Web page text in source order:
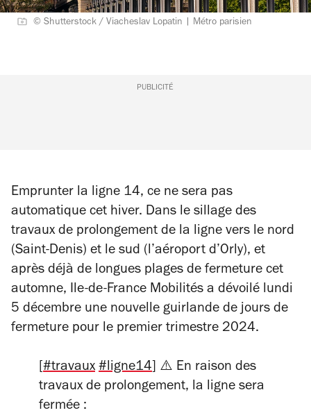
© Shutterstock / Viacheslav Lopatin | Métro parisien
PUBLICITÉ
Emprunter la ligne 14, ce ne sera pas
automatique cet hiver. Dans le sillage des
travaux de prolongement de la ligne vers le nord
(Saint-Denis) et le sud (l’aéroport d’Orly), et
après déjà de longues plages de fermeture cet
automne, Ile-de-France Mobilités a dévoilé lundi
5 décembre une nouvelle guirlande de jours de
fermeture pour le premier trimestre 2024.
[#travaux #ligne14] ⚠️ En raison des
travaux de prolongement, la ligne sera
fermée :